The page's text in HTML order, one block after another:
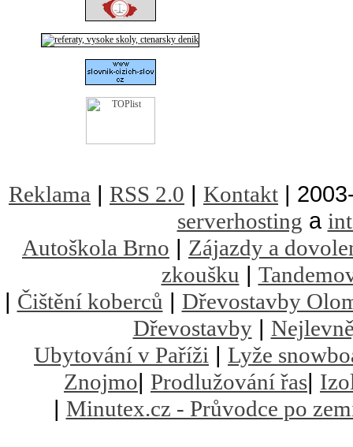
Reklama | RSS 2.0 | Kontakt |
serverhosting a
Autoškola Brno | Zájazdy a
zkoušku |
| Čištění koberců | Dřevostavby
Dřevostavby|
Ubytování v Paříži | Lyže
Znojmo| Prodlužování řas|
| Minutex.cz - Průvodce po